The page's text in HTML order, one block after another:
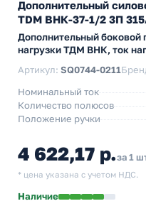
Дополнительный
TDM ВНК-37-1/2 3П
Дополнительный боковой
нагрузки ТДМ ВНК, ток
Артикул: SQ0744-0211
Номинальный ток
Количество полюсов
Положение ручки
4 622,17 р.за 1
* цена указана с учетом НДС.
Наличие